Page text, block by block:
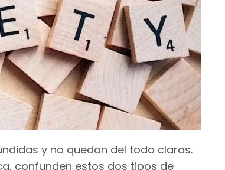
y no quedan del todo claras.
confunden estos dos tipos de